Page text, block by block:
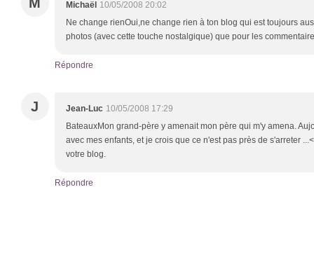
Michaël 10/05/2008 20:02
Ne change rienOui,ne change rien à ton blog qui est toujours
photos (avec cette touche nostalgique) que pour les
Répondre
J Jean-Luc 10/05/2008 17:29
BateauxMon grand-père y amenait mon père qui m'y amena.
avec mes enfants, et je crois que ce n'est pas près de s'arreter
votre blog.
Répondre